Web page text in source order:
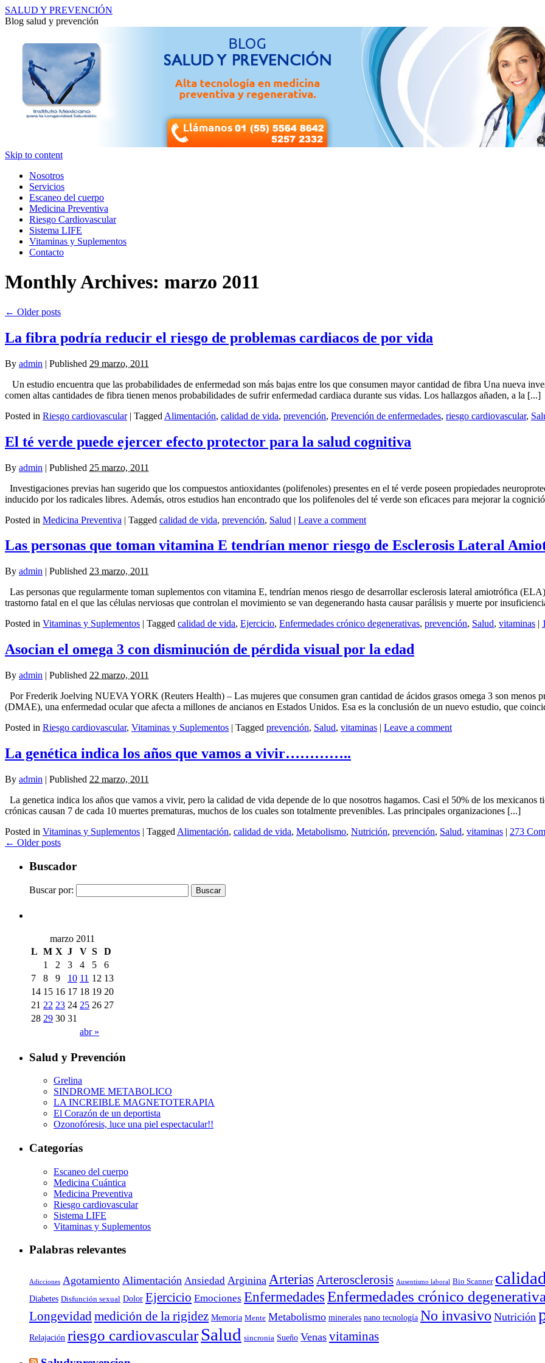
SALUD Y PREVENCIÓN
Blog salud y prevención
Skip to content
Nosotros
Servicios
Escaneo del cuerpo
Medicina Preventiva
Riesgo Cardiovascular
Sistema LIFE
Vitaminas y Suplementos
Contacto
Monthly Archives: marzo 2011
← Older posts
La fibra podría reducir el riesgo de problemas cardiacos de por vida
By admin | Published 29 marzo, 2011
Un estudio encuentra que las probabilidades de enfermedad son más bajas entre los que consumen mayor cantidad de fibra Una nueva
comen altas cantidades de fibra tienen menos probabilidades de sufrir enfermedad cardiaca durante sus vidas. Los hallazgos añaden, a la [...]
Posted in Riesgo cardiovascular | Tagged Alimentación, calidad de vida, prevención, Prevención de enfermedades, riesgo cardiovascular,
El té verde puede ejercer efecto protector para la salud cognitiva
By admin | Published 25 marzo, 2011
Investigaciones previas han sugerido que los compuestos antioxidantes (polifenoles) presentes en el té verde poseen propiedades
inducido por los radicales libres. Además, otros estudios han encontrado que los polifenoles del té verde son eficaces para mejorar la
Posted in Medicina Preventiva | Tagged calidad de vida, prevención, Salud | Leave a comment
Las personas que toman vitamina E tendrían menor riesgo de Esclerosis Lateral
By admin | Published 23 marzo, 2011
Las personas que regularmente toman suplementos con vitamina E, tendrían menos riesgo de desarrollar esclerosis lateral amiotrófica
trastorno fatal en el que las células nerviosas que controlan el movimiento se van degenerando hasta causar parálisis y muerte por
Posted in Vitaminas y Suplementos | Tagged calidad de vida, Ejercicio, Enfermedades crónico degenerativas, prevención, Salud, vitaminas |
Asocian el omega 3 con disminución de pérdida visual por la edad
By admin | Published 22 marzo, 2011
Por Frederik Joelving NUEVA YORK (Reuters Health) – Las mujeres que consumen gran cantidad de ácidos grasos omega 3 son menos
(DMAE), una enfermedad ocular que afecta a millones de ancianos en Estados Unidos. Esa es la conclusión de un nuevo estudio, que
Posted in Riesgo cardiovascular, Vitaminas y Suplementos | Tagged prevención, Salud, vitaminas | Leave a comment
La genética indica los años que vamos a vivir…………..
By admin | Published 22 marzo, 2011
La genetica indica los años que vamos a vivir, pero la calidad de vida depende de lo que nosotros hagamos. Casi el 50% de los mexicanos
crónicas causan 7 de cada 10 muertes prematuras, muchos de los cuales son totalmente prevenibles. Las principales organizaciones [...]
Posted in Vitaminas y Suplementos | Tagged Alimentación, calidad de vida, Metabolismo, Nutrición, prevención, Salud, vitaminas | 273
← Older posts
Buscador
Buscar por:
marzo 2011
L M X J V S D
abr »
1 2 3 4 5
6
7
8 9 10 11 12 13
14 15 16 17 18 19 20
21 22 23 24 25 26 27
28 29 30 31
Salud y Prevención
Grelina
SINDROME METABOLICO
LA INCREIBLE MAGNETOTERAPIA
El Corazón de un deportista
Ozonofóresis, luce una piel espectacular!!
Categorías
Escaneo del cuerpo
Medicina Cuántica
Medicina Preventiva
Riesgo cardiovascular
Sistema LIFE
Vitaminas y Suplementos
Palabras relevantes
Adicciones Agotamiento Alimentación Ansiedad Arginina Arterias Arterosclerosis Ausentismo laboral Bio Scanner
Diabetes Disfunción sexual Dolor Ejercicio Emociones Enfermedades Enfermedades crónico
Longevidadmedición de la rigidez Memoria Mente Metabolismo minerales nano tecnología No invasivo Nutrición
Relajación riesgo cardiovascular Salud sincronia Sueño Venas vitaminas